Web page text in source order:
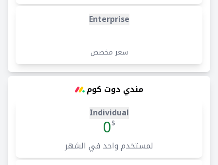
Enterprise
سعر مخصص
مندي دوت كوم
Individual
$
0
لمستخدم واحد في الشهر